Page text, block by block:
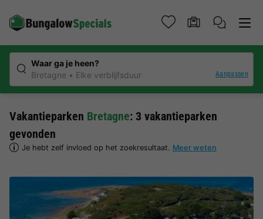
Waar ga je heen?
Bretagne
Elke verblijfsduur Aanpassen
Vakantieparken Bretagne: 3 vakantieparken
gevonden
Je hebt zelf invloed op het zoekresultaat. Meer weten